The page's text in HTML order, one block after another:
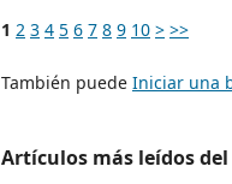
1 2 3 4 5 6 7 8 9 10 > >>
También puede Iniciar una
Artículos más leídos